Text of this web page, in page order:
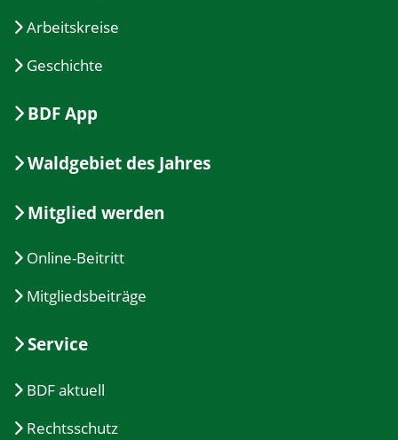
Arbeitskreise
Geschichte
BDF App
Waldgebiet des Jahres
Mitglied werden
Online-Beitritt
Mitgliedsbeiträge
Service
BDF aktuell
Rechtsschutz